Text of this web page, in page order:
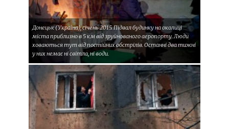
Донецьк (Україна), січень 2015. Підвал будинку на околиці
міста приблизно в 5 км від зруйнованого аеропорту. Люди
ховаються тут від постійних обстрілів. Останні два тижні
у них немає ні світла, ні води.